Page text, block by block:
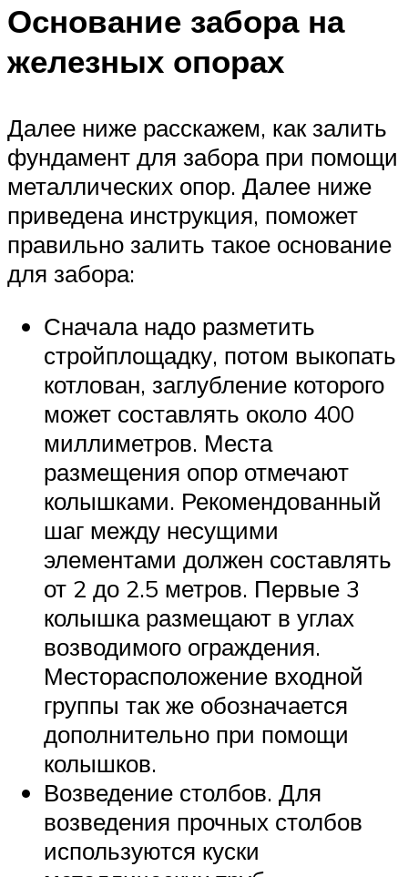
Основание забора на
железных опорах
Далее ниже расскажем, как залить
фундамент для забора при помощи
металлических опор. Далее ниже
приведена инструкция, поможет
правильно залить такое основание
для забора:
Сначала надо разметить
стройплощадку, потом выкопать
котлован, заглубление которого
может составлять около 400
миллиметров. Места
размещения опор отмечают
колышками. Рекомендованный
шаг между несущими
элементами должен составлять
от 2 до 2.5 метров. Первые 3
колышка размещают в углах
возводимого ограждения.
Месторасположение входной
группы так же обозначается
дополнительно при помощи
колышков.
Возведение столбов. Для
возведения прочных столбов
используются куски